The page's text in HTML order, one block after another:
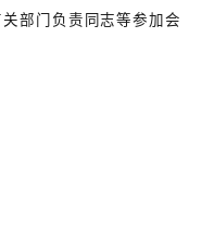
部门负责同志等参加会